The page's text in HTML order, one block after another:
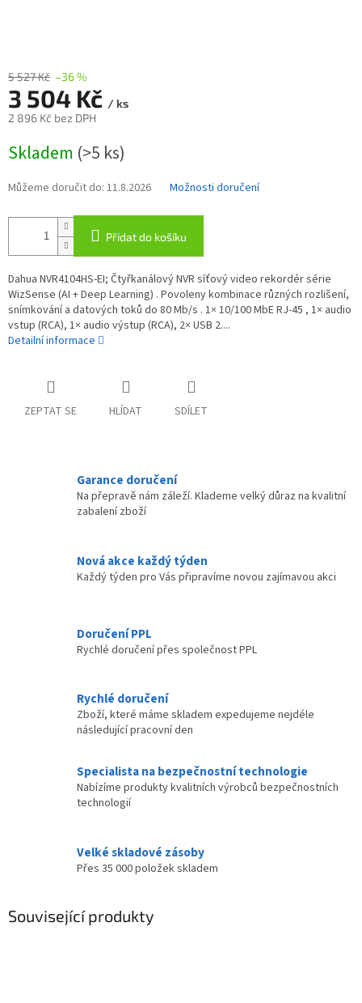
5 527 Kč –36 %
3 504 Kč / ks
2 896 Kč bez DPH
cena:
Skladem (>5 ks)
Můžeme doručit do: 11.8.2026 Možnosti doručení
Přidat do košíku
Dahua NVR4104HS-EI; Čtyřkanálový NVR síťový video rekordér série
WizSense (AI + Deep Learning) . Povoleny kombinace různých rozlišení,
snímkování a datových toků do 80 Mb/s . 1× 10/100 MbE RJ-45 , 1× audio
vstup (RCA), 1× audio výstup (RCA), 2× USB 2....
Detailní informace
ZEPTAT SE HLÍDAT SDÍLET
Garance doručení
Na přepravě nám záleží. Klademe velký důraz na kvalitní
zabalení zboží
Nová akce každý týden
Každý týden pro Vás připravíme novou zajímavou akci
Doručení PPL
Rychlé doručení přes společnost PPL
Rychlé doručení
Zboží, které máme skladem expedujeme nejdéle
následující pracovní den
Specialista na bezpečnostní technologie
Nabízíme produkty kvalitních výrobců bezpečnostních
technologií
Velké skladové zásoby
Přes 35 000 položek skladem
Související produkty